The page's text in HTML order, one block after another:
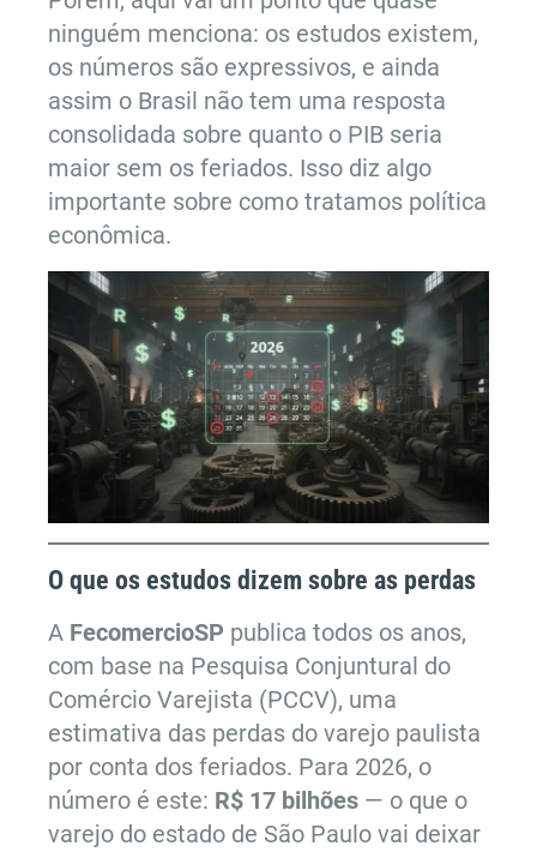
ninguém menciona: os estudos existem,
os números são expressivos, e ainda
assim o Brasil não tem uma resposta
consolidada sobre quanto o PIB seria
maior sem os feriados. Isso diz algo
importante sobre como tratamos política
econômica.
O que os estudos dizem sobre as perdas
A FecomercioSP publica todos os anos,
com base na Pesquisa Conjuntural do
Comércio Varejista (PCCV), uma
estimativa das perdas do varejo paulista
por conta dos feriados. Para 2026, o
número é este: R$ 17 bilhões — o que o
varejo do estado de São Paulo vai deixar